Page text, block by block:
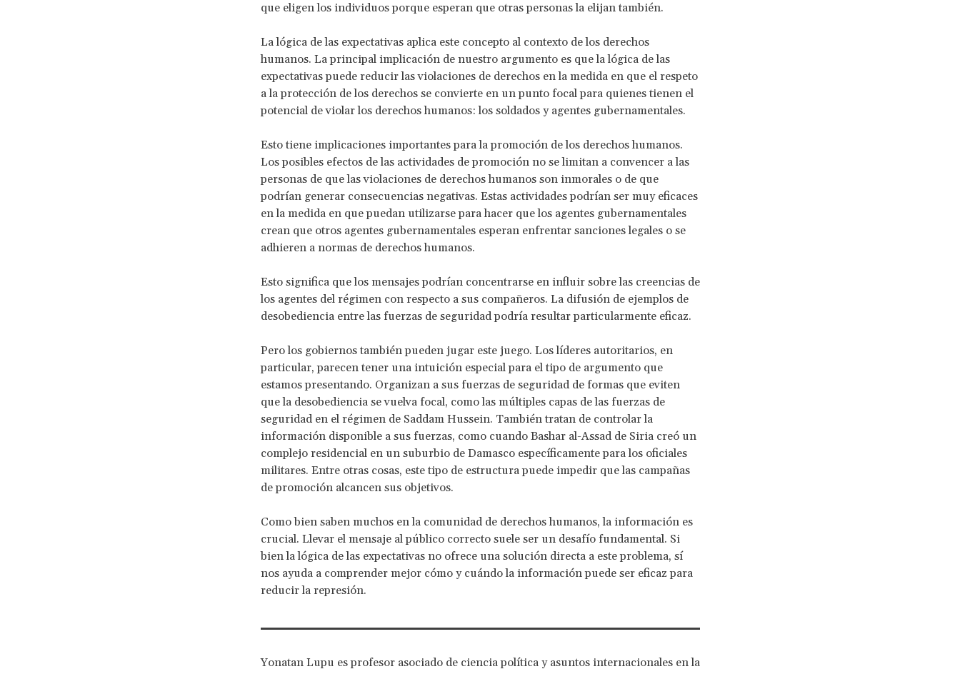
que eligen los individuos porque esperan que otras personas la elijan también.
La lógica de las expectativas aplica este concepto al contexto de los derechos
humanos. La principal implicación de nuestro argumento es que la lógica de las
expectativas puede reducir las violaciones de derechos en la medida en que el respeto
a la protección de los derechos se convierte en un punto focal para quienes tienen el
potencial de violar los derechos humanos: los soldados y agentes gubernamentales.
Esto tiene implicaciones importantes para la promoción de los derechos humanos.
Los posibles efectos de las actividades de promoción no se limitan a convencer a las
personas de que las violaciones de derechos humanos son inmorales o de que
podrían generar consecuencias negativas. Estas actividades podrían ser muy eficaces
en la medida en que puedan utilizarse para hacer que los agentes gubernamentales
crean que otros agentes gubernamentales esperan enfrentar sanciones legales o se
adhieren a normas de derechos humanos.
Esto significa que los mensajes podrían concentrarse en influir sobre las creencias de
los agentes del régimen con respecto a sus compañeros. La difusión de ejemplos de
desobediencia entre las fuerzas de seguridad podría resultar particularmente eficaz.
Pero los gobiernos también pueden jugar este juego. Los líderes autoritarios, en
particular, parecen tener una intuición especial para el tipo de argumento que
estamos presentando. Organizan a sus fuerzas de seguridad de formas que eviten
que la desobediencia se vuelva focal, como las múltiples capas de las fuerzas de
seguridad en el régimen de Saddam Hussein. También tratan de controlar la
información disponible a sus fuerzas, como cuando Bashar al-Assad de Siria creó un
complejo residencial en un suburbio de Damasco específicamente para los oficiales
militares. Entre otras cosas, este tipo de estructura puede impedir que las campañas
de promoción alcancen sus objetivos.
Como bien saben muchos en la comunidad de derechos humanos, la información es
crucial. Llevar el mensaje al público correcto suele ser un desafío fundamental. Si
bien la lógica de las expectativas no ofrece una solución directa a este problema, sí
nos ayuda a comprender mejor cómo y cuándo la información puede ser eficaz para
reducir la represión.
Yonatan Lupu es profesor asociado de ciencia política y asuntos internacionales en la